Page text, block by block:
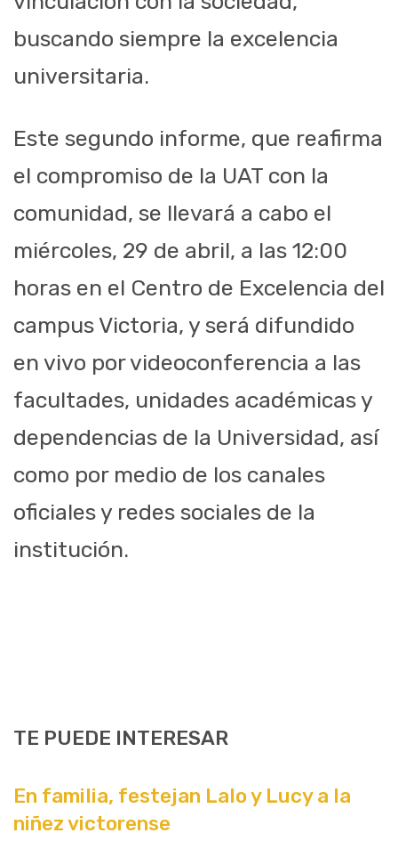
buscando siempre la excelencia
universitaria.
Este segundo informe, que reafirma
el compromiso de la UAT con la
comunidad, se llevará a cabo el
miércoles, 29 de abril, a las 12:00
horas en el Centro de Excelencia del
campus Victoria, y será difundido
en vivo por videoconferencia a las
facultades, unidades académicas y
dependencias de la Universidad, así
como por medio de los canales
oficiales y redes sociales de la
institución.
TE PUEDE INTERESAR
En familia, festejan Lalo y Lucy a la
niñez victorense